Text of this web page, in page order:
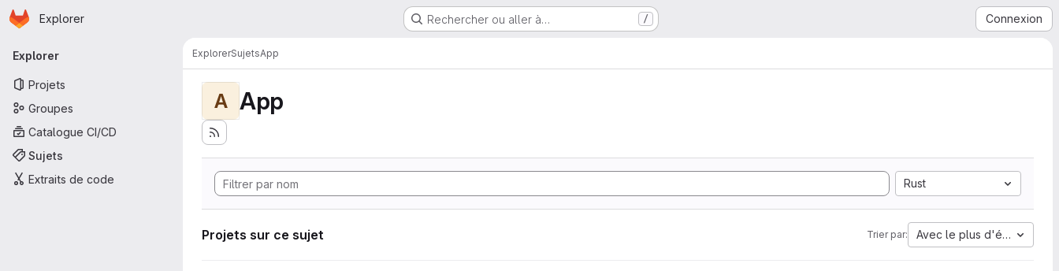
Passer au contenu principal
Page d'accueil
Explorer Rechercher ou aller à… / Connexion
Navigation principale
Explorer
Projets
Groupes
Catalogue CI/CD
Sujets
Extraits de code
ExplorerSujetsApp
A App
Rust
Projets sur ce sujet Trier par: Avec le plus d'étoiles